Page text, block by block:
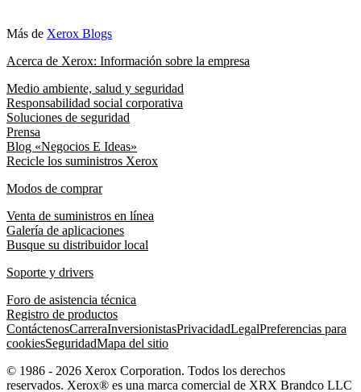
Más de Xerox Blogs
Acerca de Xerox: Información sobre la empresa
Medio ambiente, salud y seguridad
Responsabilidad social corporativa
Soluciones de seguridad
Prensa
Blog «Negocios E Ideas»
Recicle los suministros Xerox
Modos de comprar
Venta de suministros en línea
Galería de aplicaciones
Busque su distribuidor local
Soporte y drivers
Foro de asistencia técnica
Registro de productos
ContáctenosCarreraInversionistasPrivacidadLegalPreferencias para
cookiesSeguridadMapa del sitio
© 1986 - 2026 Xerox Corporation. Todos los derechos
reservados. Xerox® es una marca comercial de XRX Brandco LLC